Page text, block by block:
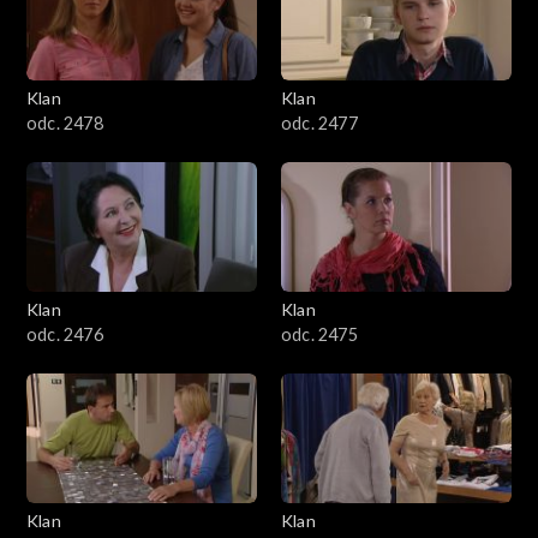
701–800
601–700
501–600
401–500
301–400
201–300
101–200
1–100
Klan
odc. 2478
Klan
odc. 2477
Klan
odc. 2476
Klan
odc. 2475
Klan
Klan